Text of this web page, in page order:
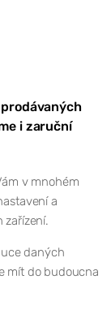
i zaruční
v mnohém
a
zařízení.
daných
mít do budoucna